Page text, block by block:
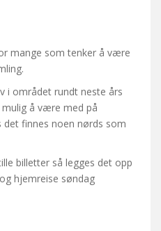
mange som tenker å være
i området rundt neste års
å være med på
det finnes noen nørds som
billetter så legges det opp
hjemreise søndag